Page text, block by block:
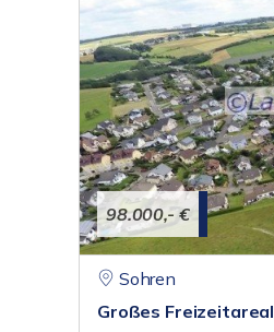
98.000,- €
Sohren
Großes Freizeitareal